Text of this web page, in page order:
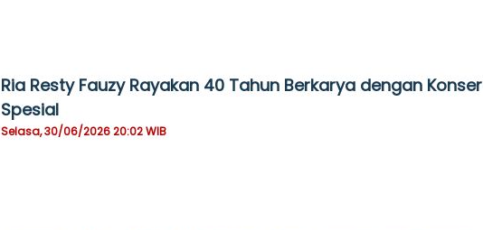
Ria Resty Fauzy Rayakan 40 Tahun Berkarya dengan Konser
Spesial
Selasa, 30/06/2026 20:02 WIB